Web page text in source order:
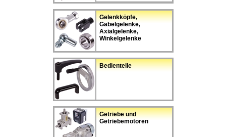
Gelenkköpfe,
Gabelgelenke,
Axialgelenke,
Winkelgelenke
Bedienteile
Getriebe und
Getriebemotoren